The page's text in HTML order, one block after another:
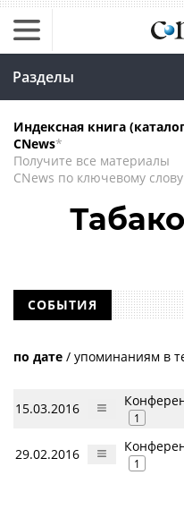
Разделы
Индексная книга
CNews*
Получите все материалы
CNews по ключевому слову
СОБЫТИЯ
по дате / упоминаниям в
15.03.2016
1
29.02.2016
1